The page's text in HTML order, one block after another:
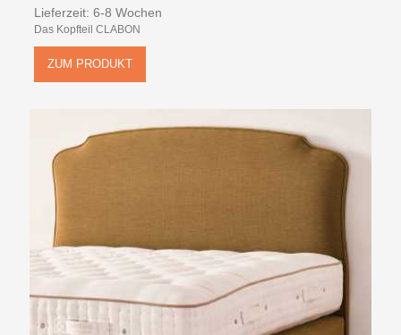
Lieferzeit: 6-8 Wochen
Das Kopfteil CLABON
ZUM PRODUKT